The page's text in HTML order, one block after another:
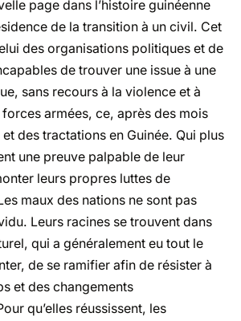
page dans l’histoire guinéenne
de la transition à un civil. Cet
des organisations politiques et de
de trouver une issue à une
sans recours à la violence et à
forces armées, ce, après des mois
des tractations en Guinée. Qui plus
une preuve palpable de leur
leurs propres luttes de
maux des nations ne sont pas
Leurs racines se trouvent dans
qui a généralement eu tout le
de se ramifier afin de résister à
et des changements
qu’elles réussissent, les